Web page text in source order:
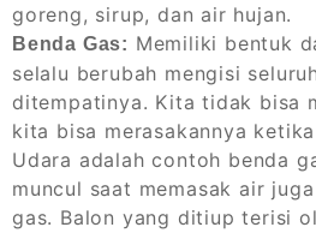
goreng, sirup, dan air hujan.
Benda Gas: Memiliki bentuk
selalu berubah mengisi
ditempatinya. Kita tidak bisa
kita bisa merasakannya
Udara adalah contoh benda
muncul saat memasak air
gas. Balon yang ditiup terisi